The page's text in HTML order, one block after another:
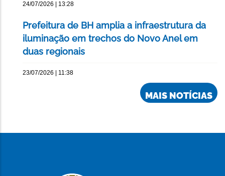
24/07/2026 | 13:28
Prefeitura de BH amplia a infraestrutura da
iluminação em trechos do Novo Anel em
duas regionais
23/07/2026 | 11:38
MAIS NOTÍCIAS